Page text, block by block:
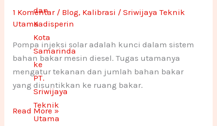
1 Komentar / Blog, Kalibrasi /Sriwijaya Teknik
Utama
Pompa injeksi solar adalah kunci dalam sistem
bahan bakar mesin diesel. Tugas utamanya
mengatur tekanan dan jumlah bahan bakar
yang disuntikkan ke ruang bakar.
Read More »